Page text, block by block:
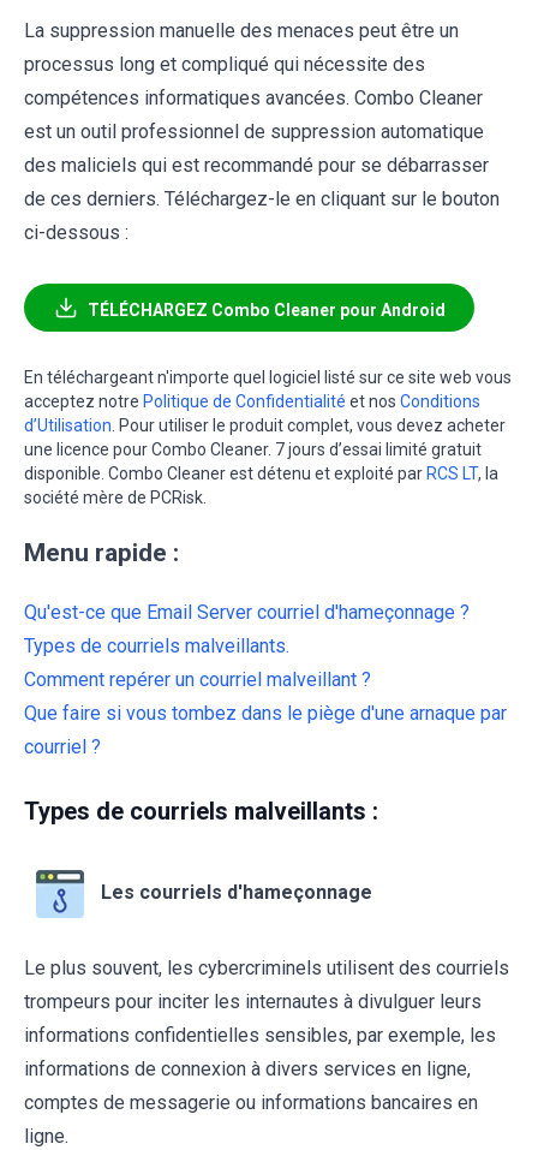
La suppression manuelle des menaces peut être un
processus long et compliqué qui nécessite des
compétences informatiques avancées. Combo Cleaner
est un outil professionnel de suppression automatique
des maliciels qui est recommandé pour se débarrasser
de ces derniers. Téléchargez-le en cliquant sur le bouton
ci-dessous :
TÉLÉCHARGEZ Combo Cleaner pour Android
En téléchargeant n'importe quel logiciel listé sur ce site web vous
acceptez notre Politique de Confidentialité et nos Conditions
d’Utilisation. Pour utiliser le produit complet, vous devez acheter
une licence pour Combo Cleaner. 7 jours d’essai limité gratuit
disponible. Combo Cleaner est détenu et exploité par RCS LT, la
société mère de PCRisk.
Menu rapide :
Qu'est-ce que Email Server courriel d'hameçonnage ?
Types de courriels malveillants.
Comment repérer un courriel malveillant ?
Que faire si vous tombez dans le piège d'une arnaque par
courriel ?
Types de courriels malveillants :
Les courriels d'hameçonnage
Le plus souvent, les cybercriminels utilisent des courriels
trompeurs pour inciter les internautes à divulguer leurs
informations confidentielles sensibles, par exemple, les
informations de connexion à divers services en ligne,
comptes de messagerie ou informations bancaires en
ligne.